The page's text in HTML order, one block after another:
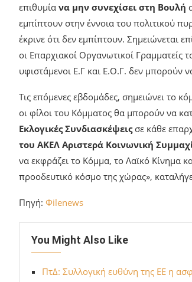
επιθυμία να μην συνεχίσει στη Βουλή
εμπίπτουν στην έννοια του πολιτικού
έκρινε ότι δεν εμπίπτουν. Σημειώνεται
οι Επαρχιακοί Οργανωτικοί Γραμματείς
υφιστάμενοι Ε.Γ και Ε.Ο.Γ. δεν μπορούν
Τις επόμενες εβδομάδες, σημειώνει το
οι φίλοι του Κόμματος θα μπορούν να
Εκλογικές Συνδιασκέψειςσε κάθε
του ΑΚΕΛ Αριστερά Κοινωνική
να εκφράζει το Κόμμα, το Λαϊκό Κίνημα
προοδευτικό κόσμο της χώρας»,
Πηγή: Φilenews
You Might Also Like
ΠτΔ: Συλλογική ευθύνη της ΕΕ η